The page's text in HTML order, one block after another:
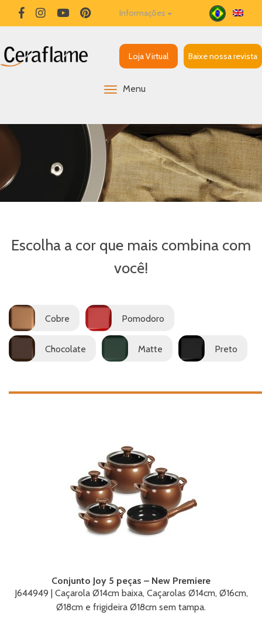
Informações
Loja Virtual Baixe nossa revista
Menu
Escolha a cor que mais combina com
você!
Cobre Pomodoro
Chocolate Matte Preto
Conjunto Joy 5 peças – New Premiere
J644949 | Caçarola Ø14cm baixa, Caçarolas Ø14cm, Ø16cm,
Ø18cm e frigideira Ø18cm sem tampa.